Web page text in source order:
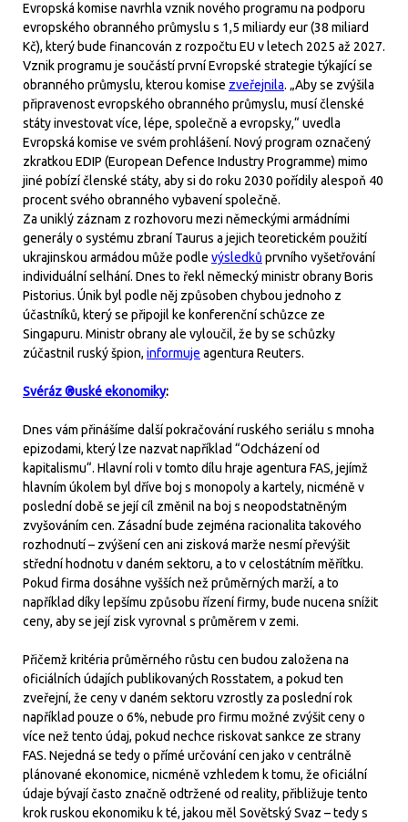
Evropská komise navrhla vznik nového programu na podporu
evropského obranného průmyslu s 1,5 miliardy eur (38 miliard
Kč), který bude financován z rozpočtu EU v letech 2025 až 2027.
Vznik programu je součástí první Evropské strategie týkající se
obranného průmyslu, kterou komise zveřejnila. „Aby se zvýšila
připravenost evropského obranného průmyslu, musí členské
státy investovat více, lépe, společně a evropsky,“ uvedla
Evropská komise ve svém prohlášení. Nový program označený
zkratkou EDIP (European Defence Industry Programme) mimo
jiné pobízí členské státy, aby si do roku 2030 pořídily alespoň 40
procent svého obranného vybavení společně.
Za uniklý záznam z rozhovoru mezi německými armádními
generály o systému zbraní Taurus a jejich teoretickém použití
ukrajinskou armádou může podle výsledků prvního vyšetřování
individuální selhání. Dnes to řekl německý ministr obrany Boris
Pistorius. Únik byl podle něj způsoben chybou jednoho z
účastníků, který se připojil ke konferenční schůzce ze
Singapuru. Ministr obrany ale vyloučil, že by se schůzky
zúčastnil ruský špion, informuje agentura Reuters.
Svéráz ®uské ekonomiky:
Dnes vám přinášíme další pokračování ruského seriálu s mnoha
epizodami, který lze nazvat například “Odcházení od
kapitalismu“. Hlavní roli v tomto dílu hraje agentura FAS, jejímž
hlavním úkolem byl dříve boj s monopoly a kartely, nicméně v
poslední době se její cíl změnil na boj s neopodstatněným
zvyšováním cen. Zásadní bude zejména racionalita takového
rozhodnutí – zvýšení cen ani zisková marže nesmí převýšit
střední hodnotu v daném sektoru, a to v celostátním měřítku.
Pokud firma dosáhne vyšších než průměrných marží, a to
například díky lepšímu způsobu řízení firmy, bude nucena snížit
ceny, aby se její zisk vyrovnal s průměrem v zemi.
Přičemž kritéria průměrného růstu cen budou založena na
oficiálních údajích publikovaných Rosstatem, a pokud ten
zveřejní, že ceny v daném sektoru vzrostly za poslední rok
například pouze o 6%, nebude pro firmu možné zvýšit ceny o
více než tento údaj, pokud nechce riskovat sankce ze strany
FAS. Nejedná se tedy o přímé určování cen jako v centrálně
plánované ekonomice, nicméně vzhledem k tomu, že oficiální
údaje bývají často značně odtržené od reality, přibližuje tento
krok ruskou ekonomiku k té, jakou měl Sovětský Svaz – tedy s